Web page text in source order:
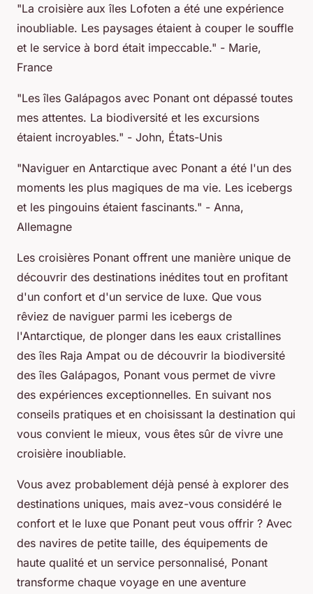
"La croisière aux îles Lofoten a été une expérience
inoubliable. Les paysages étaient à couper le souffle
et le service à bord était impeccable." - Marie,
France
"Les îles Galápagos avec Ponant ont dépassé toutes
mes attentes. La biodiversité et les excursions
étaient incroyables." - John, États-Unis
"Naviguer en Antarctique avec Ponant a été l'un des
moments les plus magiques de ma vie. Les icebergs
et les pingouins étaient fascinants." - Anna,
Allemagne
Les croisières Ponant offrent une manière unique de
découvrir des destinations inédites tout en profitant
d'un confort et d'un service de luxe. Que vous
rêviez de naviguer parmi les icebergs de
l'Antarctique, de plonger dans les eaux cristallines
des îles Raja Ampat ou de découvrir la biodiversité
des îles Galápagos, Ponant vous permet de vivre
des expériences exceptionnelles. En suivant nos
conseils pratiques et en choisissant la destination qui
vous convient le mieux, vous êtes sûr de vivre une
croisière inoubliable.
Vous avez probablement déjà pensé à explorer des
destinations uniques, mais avez-vous considéré le
confort et le luxe que Ponant peut vous offrir ? Avec
des navires de petite taille, des équipements de
haute qualité et un service personnalisé, Ponant
transforme chaque voyage en une aventure